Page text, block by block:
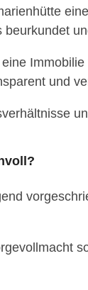
und